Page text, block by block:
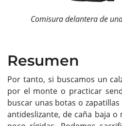
Comisura delantera de
Resumen
Por tanto, si buscamos un
por el monte o practicar
buscar unas botas o
antideslizante, de caña baja o